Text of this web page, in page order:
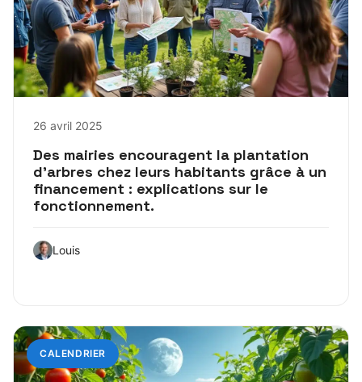
26 avril 2025
Des mairies encouragent la plantation
d’arbres chez leurs habitants grâce à un
financement : explications sur le
fonctionnement.
Louis
CALENDRIER